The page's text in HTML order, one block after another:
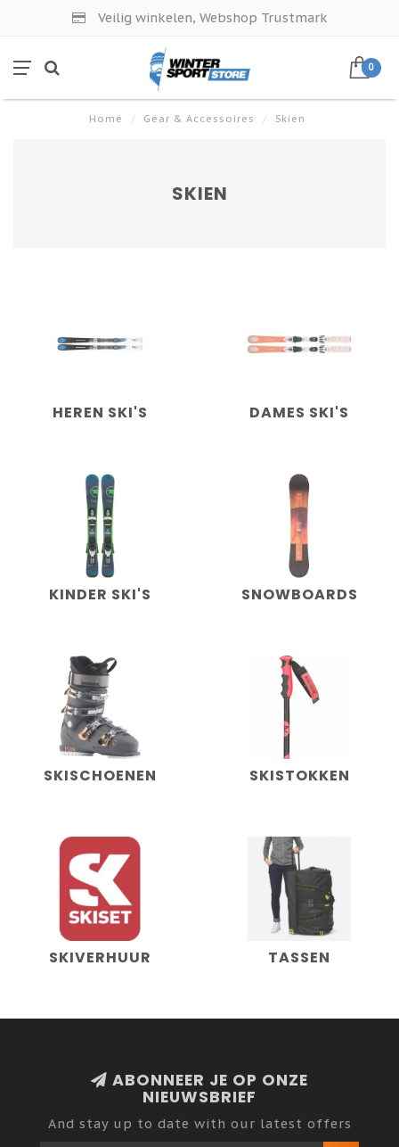
Veilig winkelen, Webshop Trustmark
0
Home / Gear & Accessoires / Skien
SKIEN
HEREN SKI'S DAMES SKI'S
KINDER SKI'S SNOWBOARDS
SKISCHOENEN SKISTOKKEN
SKIVERHUUR TASSEN
ABONNEER JE OP ONZE
NIEUWSBRIEF
And stay up to date with our latest offers